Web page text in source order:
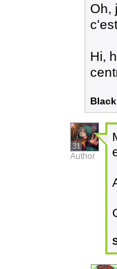
Oh,
Hi,
31
Author